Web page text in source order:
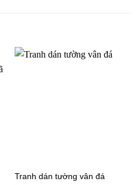
Tranh dán tường hoạt
Tranh dán tường vân đá